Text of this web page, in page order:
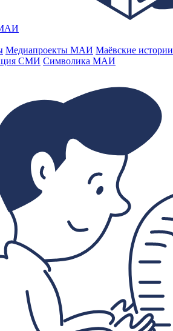
Медиапроекты МАИ Маёвские
СМИ Символика МАИ